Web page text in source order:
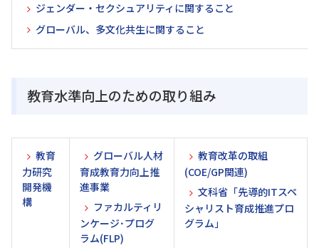
ジェンダー・セクシュアリティに関すること
グローバル、多文化共生に関すること
教育水準向上のための取り組み
教育
力研究
開発機
構
グローバル人材
育成教育力向上推
進事業
ファカルティリ
ンケージ･プログ
ラム(FLP)
教育改革の取組
(COE/GP関連)
文科省「先導的ITスペ
シャリスト育成推進プロ
グラム」